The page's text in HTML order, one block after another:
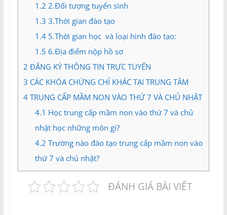
1.2 2.Đối tượng tuyển sinh
1.3 3.Thời gian đào tạo
1.45.Thời gian học và loại hình đào tạo:
1.5 6.Địa điểm nộp hồ sơ
2 ĐĂNG KÝ THÔNG TIN TRỰC TUYẾN
3 CÁC KHÓA CHỨNG CHỈ KHÁC TẠI TRUNG TÂM
4TRUNG CẤP MẦM NON VÀO THỨ 7 VÀ CHỦ NHẬT
4.1 Học trung cấp mầm non vào thứ 7 và chủ
nhật học những môn gì?
4.2 Trường nào đào tạo trung cấp mầm non vào
thứ 7 và chủ nhật?
ĐÁNH GIÁ BÀI VIẾT